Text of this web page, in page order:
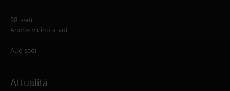
28 sedi.
Anche vicino a voi.
Alle sedi
Attualità